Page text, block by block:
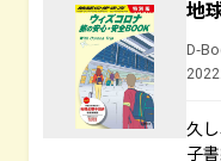
地
D-
久
子